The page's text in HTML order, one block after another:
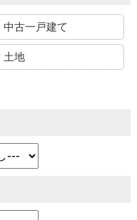
中古一戸建て
土地